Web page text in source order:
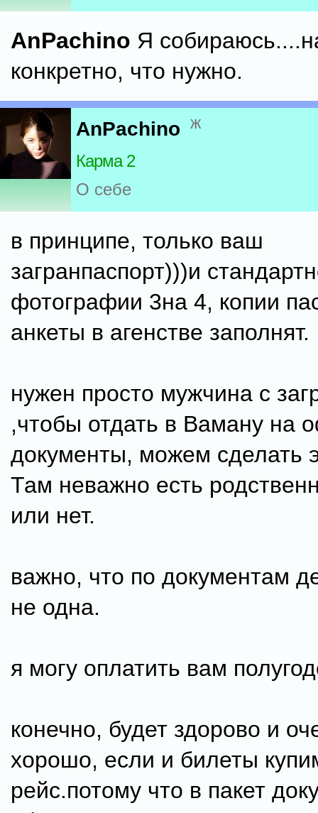
AnPachino Я
конкретно, что нужно.
AnPachino ж
Карма 2
О себе
в принципе, только ваш
загранпаспорт)))и
фотографии 3на 4, копии
анкеты в агенстве заполнят.
нужен просто мужчина с
,чтобы отдать в Ваману на
документы, можем сделать
Там неважно есть
или нет.
важно, что по документам
не одна.
я могу оплатить вам
конечно, будет здорово и
хорошо, если и билеты
рейс.потому что в пакет